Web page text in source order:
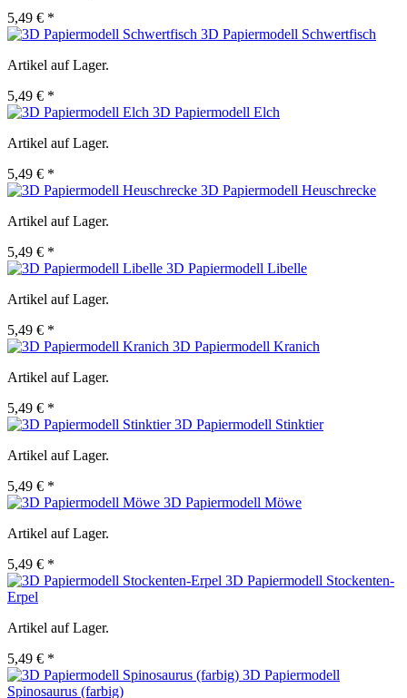
5,49 € *
3D Papiermodell Schwertfisch
Artikel auf Lager.
5,49 € *
3D Papiermodell Elch
Artikel auf Lager.
5,49 € *
3D Papiermodell Heuschrecke
Artikel auf Lager.
5,49 € *
3D Papiermodell Libelle
Artikel auf Lager.
5,49 € *
3D Papiermodell Kranich
Artikel auf Lager.
5,49 € *
3D Papiermodell Stinktier
Artikel auf Lager.
5,49 € *
3D Papiermodell Möwe
Artikel auf Lager.
5,49 € *
3D Papiermodell Stockenten-
Erpel
Artikel auf Lager.
5,49 € *
3D Papiermodell
Spinosaurus (farbig)